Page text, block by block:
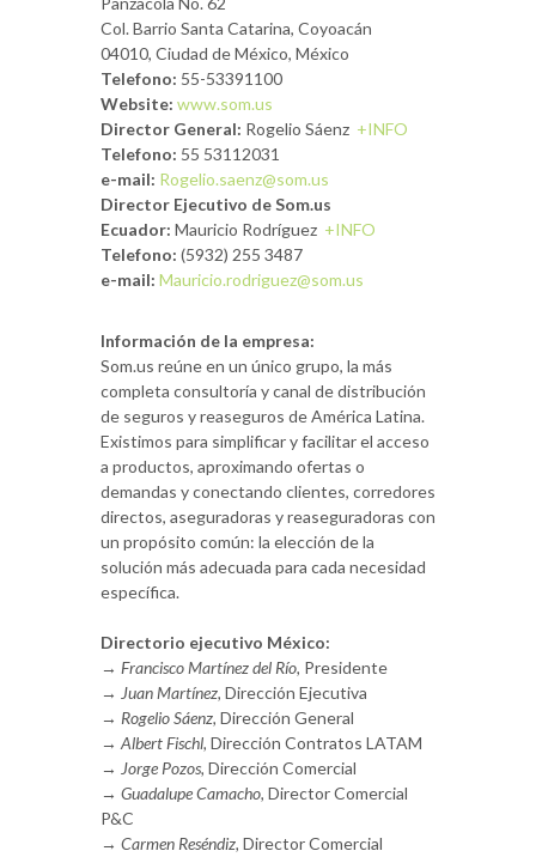
Col. Barrio Santa Catarina, Coyoacán
04010, Ciudad de México, México
Telefono: 55-53391100
Website: www.som.us
Director General: Rogelio Sáenz +INFO
Telefono: 55 53112031
e-mail: Rogelio.saenz@som.us
Director Ejecutivo de Som.us
Ecuador: Mauricio Rodríguez +INFO
Telefono: (5932) 255 3487
e-mail: Mauricio.rodriguez@som.us
Información de la empresa:
Som.us reúne en un único grupo, la más
completa consultoría y canal de distribución
de seguros y reaseguros de América Latina.
Existimos para simplificar y facilitar el acceso
a productos, aproximando ofertas o
demandas y conectando clientes, corredores
directos, aseguradoras y reaseguradoras con
un propósito común: la elección de la
solución más adecuada para cada necesidad
específica.
Directorio ejecutivo México:
→ Francisco Martínez del Río, Presidente
→ Juan Martínez, Dirección Ejecutiva
→ Rogelio Sáenz, Dirección General
→ Albert Fischl, Dirección Contratos LATAM
→ Jorge Pozos, Dirección Comercial
→ Guadalupe Camacho, Director Comercial
P&C
→ Carmen Reséndiz, Director Comercial